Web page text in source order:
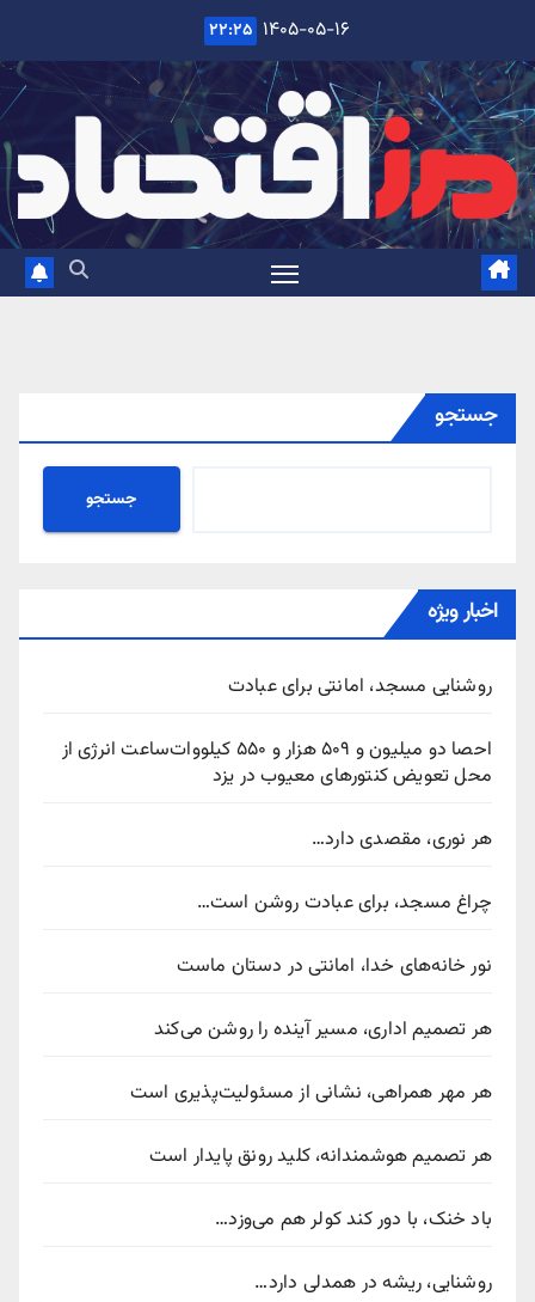
content
۱۴۰۵-۰۵-۱۶ ۲۲:۲۵
جستجو
جستجو
اخبار ویژه
روشنایی مسجد، امانتی برای عبادت
احصا دو میلیون و ۵۰۹ هزار و ۵۵۰ کیلووات‌ساعت انرژی از
محل تعویض کنتورهای معیوب در یزد
هر نوری، مقصدی دارد…
چراغ مسجد، برای عبادت روشن است…
نور خانه‌های خدا، امانتی در دستان ماست
هر تصمیم اداری، مسیر آینده را روشن می‌کند
هر مهر همراهی، نشانی از مسئولیت‌پذیری است
هر تصمیم هوشمندانه، کلید رونق پایدار است
باد خنک، با دور کند کولر هم می‌وزد…
روشنایی، ریشه در همدلی دارد…